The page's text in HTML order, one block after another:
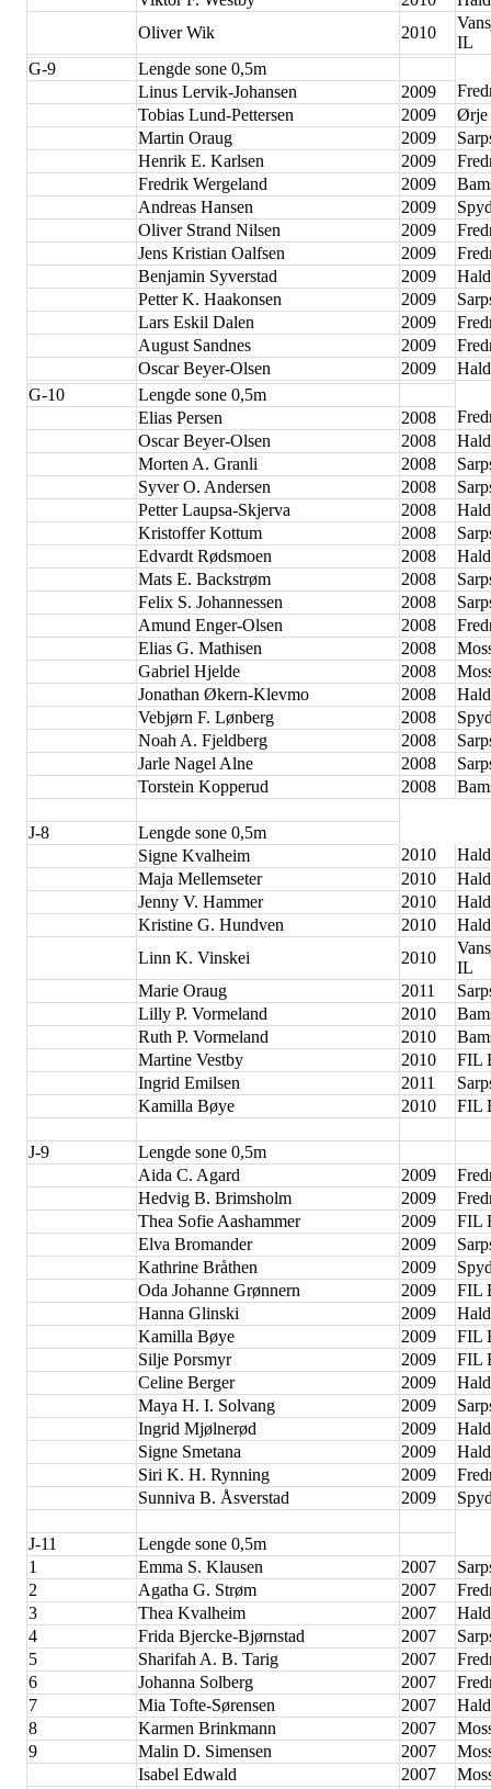
Oliver Wik
2010
IL
G-9
Lengde sone 0,5m
Linus Lervik-Johansen
2009
Tobias Lund-Pettersen
2009
Martin Oraug
2009
Henrik E. Karlsen
2009
Fredrik Wergeland
2009
Andreas Hansen
2009
Oliver Strand Nilsen
2009
Jens Kristian Oalfsen
2009
Benjamin Syverstad
2009
Petter K. Haakonsen
2009
Lars Eskil Dalen
2009
August Sandnes
2009
Oscar Beyer-Olsen
2009
G-10
Lengde sone 0,5m
Elias Persen
2008
Oscar Beyer-Olsen
2008
Morten A. Granli
2008
Syver O. Andersen
2008
Petter Laupsa-Skjerva
2008
Kristoffer Kottum
2008
Edvardt Rødsmoen
2008
Mats E. Backstrøm
2008
Felix S. Johannessen
2008
Amund Enger-Olsen
2008
Elias G. Mathisen
2008
Gabriel Hjelde
2008
Jonathan Økern-Klevmo
2008
Vebjørn F. Lønberg
2008
Noah A. Fjeldberg
2008
Jarle Nagel Alne
2008
Torstein Kopperud
2008
J-8
Lengde sone 0,5m
Signe Kvalheim
2010
Maja Mellemseter
2010
Jenny V. Hammer
2010
Kristine G. Hundven
2010
Linn K. Vinskei
2010
IL
Marie Oraug
2011
Lilly P. Vormeland
2010
Ruth P. Vormeland
2010
Martine Vestby
2010
FIL
Ingrid Emilsen
2011
Kamilla Bøye
2010 FIL
J-9
Lengde sone 0,5m
Aida C. Agard
2009
Hedvig B. Brimsholm
2009
Thea Sofie Aashammer
2009
FIL
Elva Bromander
2009
Kathrine Bråthen
2009
Oda Johanne Grønnern
2009
FIL
Hanna Glinski
2009
Kamilla Bøye
2009
FIL
Silje Porsmyr
2009
FIL
Celine Berger
2009
Maya H. I. Solvang
2009
Ingrid Mjølnerød
2009
Signe Smetana
2009
Siri K. H. Rynning
2009
Sunniva B. Åsverstad
2009
J-11
Lengde sone 0,5m
1
Emma S. Klausen 2007
2
Agatha G. Strøm 2007
3
Thea Kvalheim 2007
4
Frida Bjercke-Bjørnstad 2007
5
Sharifah A. B. Tarig 2007
6
Johanna Solberg 2007
7
Mia Tofte-Sørensen 2007
8
Karmen Brinkmann 2007
9
Malin D. Simensen 2007
Isabel Edwald
2007